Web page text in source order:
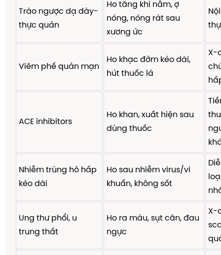
Trào ngược dạ dày-
thực quản
Ho tăng khi nằm, ợ
nóng, nóng rát sau
xương ức
Viêm phế quản mạn
Ho khạc đờm kéo dài,
hút thuốc lá
X-
ACE inhibitors
Ho khan, xuất hiện sau
dùng thuốc
Nhiễm trùng hô hấp
kéo dài
Ho sau nhiễm virus/vi
khuẩn, không sốt
Ung thư phổi, u
trung thất
Ho ra máu, sụt cân, đau
ngực
X-